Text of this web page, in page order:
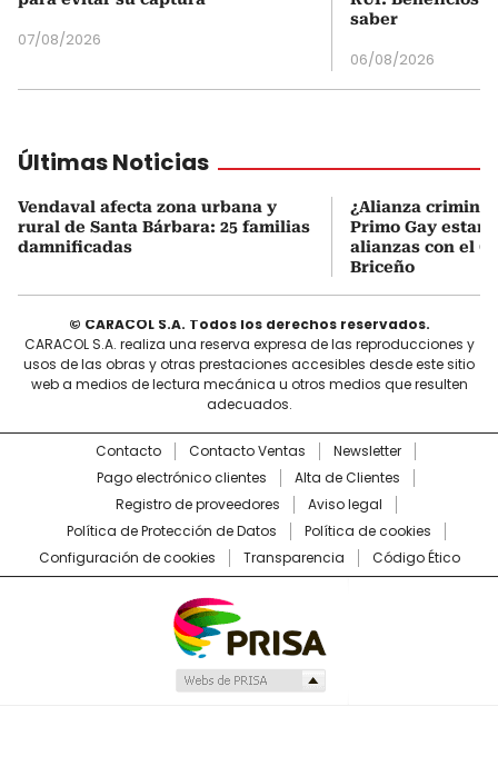
07/08/2026
saber
06/08/2026
Últimas Noticias
Vendaval afecta zona urbana y
rural de Santa Bárbara: 25 familias
damnificadas
¿Alianza
Primo Gay
alianzas con el
Briceño
© CARACOL S.A. Todos los derechos reservados.
CARACOL S.A. realiza una reserva expresa de las reproducciones y
usos de las obras y otras prestaciones accesibles desde este sitio
web a medios de lectura mecánica u otros medios que resulten
adecuados.
Contacto Contacto Ventas
Newsletter
Pago electrónico clientes
Alta de Clientes
Registro de proveedores
Aviso legal
Política de Protección de Datos
Política de cookies
Configuración de cookies
Transparencia Código Ético